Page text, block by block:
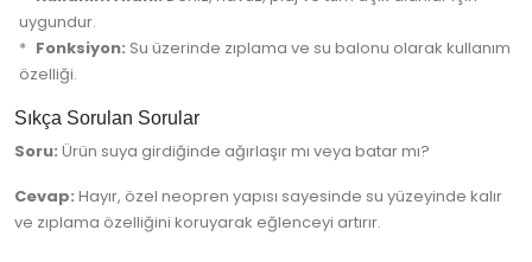
uygundur.
Fonksiyon: Su üzerinde zıplama ve su balonu olarak kullanım
özelliği.
Sıkça Sorulan Sorular
Soru: Ürün suya girdiğinde ağırlaşır mı veya batar mı?
Cevap: Hayır, özel neopren yapısı sayesinde su yüzeyinde kalır
ve zıplama özelliğini koruyarak eğlenceyi artırır.